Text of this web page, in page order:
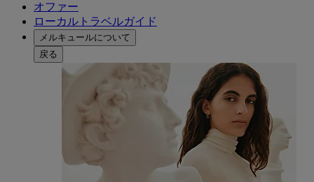
オファー
ローカルトラベルガイド
メルキュールについて
戻る